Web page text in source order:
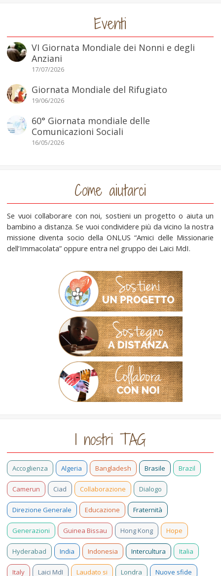
Eventi
VI Giornata Mondiale dei Nonni e degli
Anziani
17/07/2026
Giornata Mondiale del Rifugiato
19/06/2026
60° Giornata mondiale delle
Comunicazioni Sociali
16/05/2026
Come aiutarci
Se vuoi collaborare con noi, sostieni un progetto o aiuta un
bambino a distanza. Se vuoi condividere più da vicino la nostra
missione diventa socio della ONLUS “Amici delle Missionarie
dell’Immacolata” oppure entra nel gruppo dei Laici MdI.
I nostri TAG
Accoglienza Algeria Bangladesh Brasile Brazil
Camerun Ciad Collaborazione Dialogo
Direzione Generale Educazione Fraternità
Generazioni Guinea Bissau Hong Kong Hope
Hyderabad India Indonesia Intercultura Italia
Italy Laici MdI Laudato si Londra Nuove sfide